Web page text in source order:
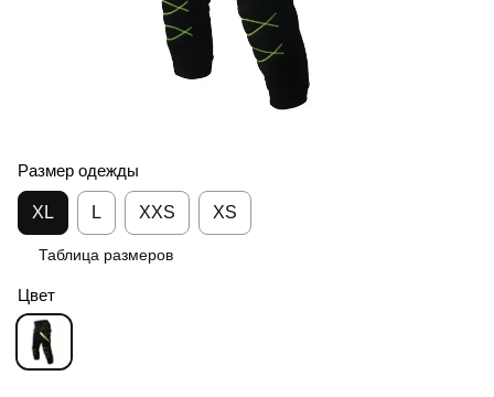
Размер одежды
XL L XXS XS
Таблица размеров
Цвет